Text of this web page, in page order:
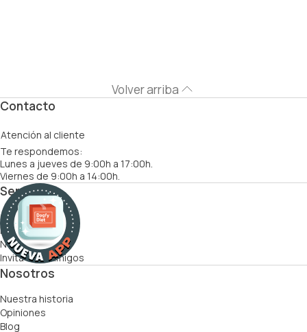
Volver arriba
Contacto
Atención al cliente
Te respondemos:
Lunes a jueves de 9:00h a 17:00h.
Viernes de 9:00h a 14:00h.
Servicios
Cómo funciona
Recetas
Nutricionistas
Invita a tus amigos
Nosotros
Nuestra historia
Opiniones
Blog